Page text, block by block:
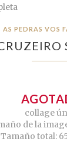
AS PEDRAS VOS
collage
de la
Tamaño total: